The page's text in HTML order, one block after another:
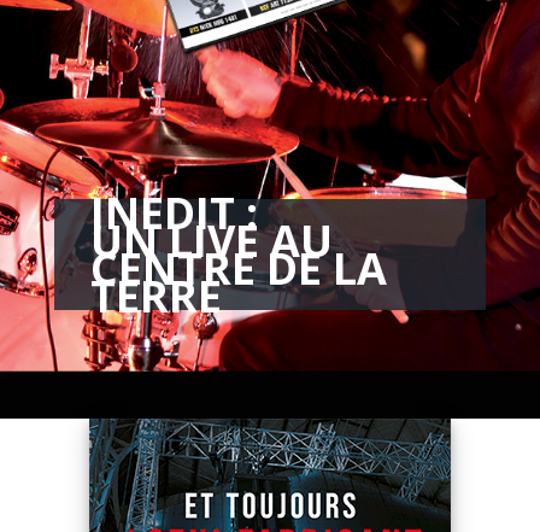
INÉDIT :
UN LIVE AU
CENTRE DE LA
TERRE